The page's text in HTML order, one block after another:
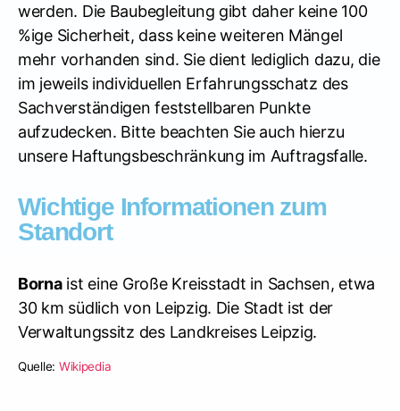
werden. Die Baubegleitung gibt daher keine 100
%ige Sicherheit, dass keine weiteren Mängel
mehr vorhanden sind. Sie dient lediglich dazu, die
im jeweils individuellen Erfahrungsschatz des
Sachverständigen feststellbaren Punkte
aufzudecken. Bitte beachten Sie auch hierzu
unsere Haftungsbeschränkung im Auftragsfalle.
Wichtige Informationen zum
Standort
Bornaist eine Große Kreisstadt in Sachsen, etwa
30 km südlich von Leipzig. Die Stadt ist der
Verwaltungssitz des Landkreises Leipzig.
Quelle: Wikipedia